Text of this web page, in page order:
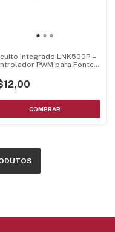
Integrado LNK500P –
PWM para Fonte